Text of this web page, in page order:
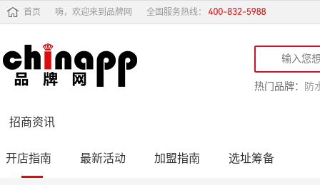
首页 嗨，欢迎来到品牌网 全国服务热线：
热门品牌： 防
招商资讯
开店指南 最新活动 加盟指南 选址筹备